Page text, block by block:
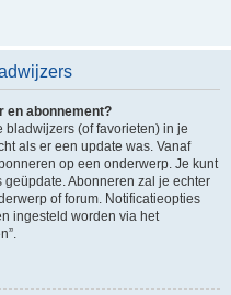
en abonnement?
bladwijzers (of favorieten) in je
als er een update was. Vanaf
op een onderwerp. Je kunt
Abonneren zal je echter
of forum. Notificatieopties
ingesteld worden via het